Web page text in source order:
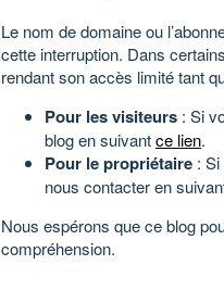
Le nom de domaine ou
cette interruption. Dans
rendant son accès limité tant
Pour les visiteurs : Si
blog en suivantce lien.
Pour le propriétaire :
nous contacter en
Nous espérons que ce blog
compréhension.